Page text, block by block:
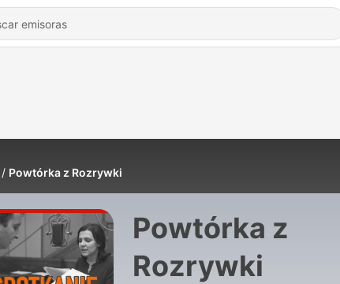
Powtórka z Rozrywki
Powtórka z
Rozrywki